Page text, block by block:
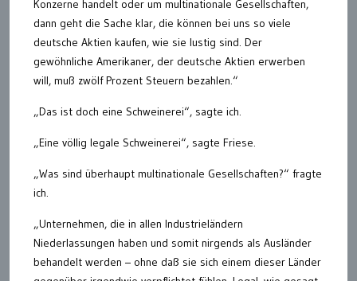
Konzerne handelt oder um multinationale Gesellschaften,
dann geht die Sache klar, die können bei uns so viele
deutsche Aktien kaufen, wie sie lustig sind. Der
gewöhnliche Amerikaner, der deutsche Aktien erwerben
will, muß zwölf Prozent Steuern bezahlen.“
„Das ist doch eine Schweinerei“, sagte ich.
„Eine völlig legale Schweinerei“, sagte Friese.
„Was sind überhaupt multinationale Gesellschaften?“ fragte
ich.
„Unternehmen, die in allen Industrieländern
Niederlassungen haben und somit nirgends als Ausländer
behandelt werden – ohne daß sie sich einem dieser Länder